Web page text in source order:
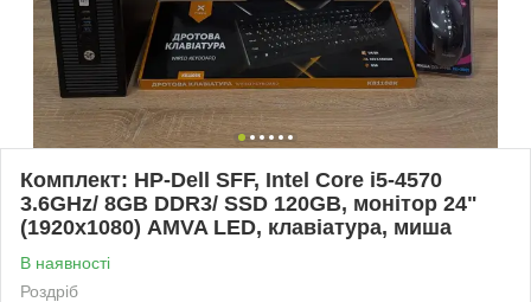
Комплект: HP-Dell SFF, Intel Core i5-4570
3.6GHz/ 8GB DDR3/ SSD 120GB, монітор 24"
(1920x1080) AMVA LED, клавіатура, миша
В наявності
Роздріб